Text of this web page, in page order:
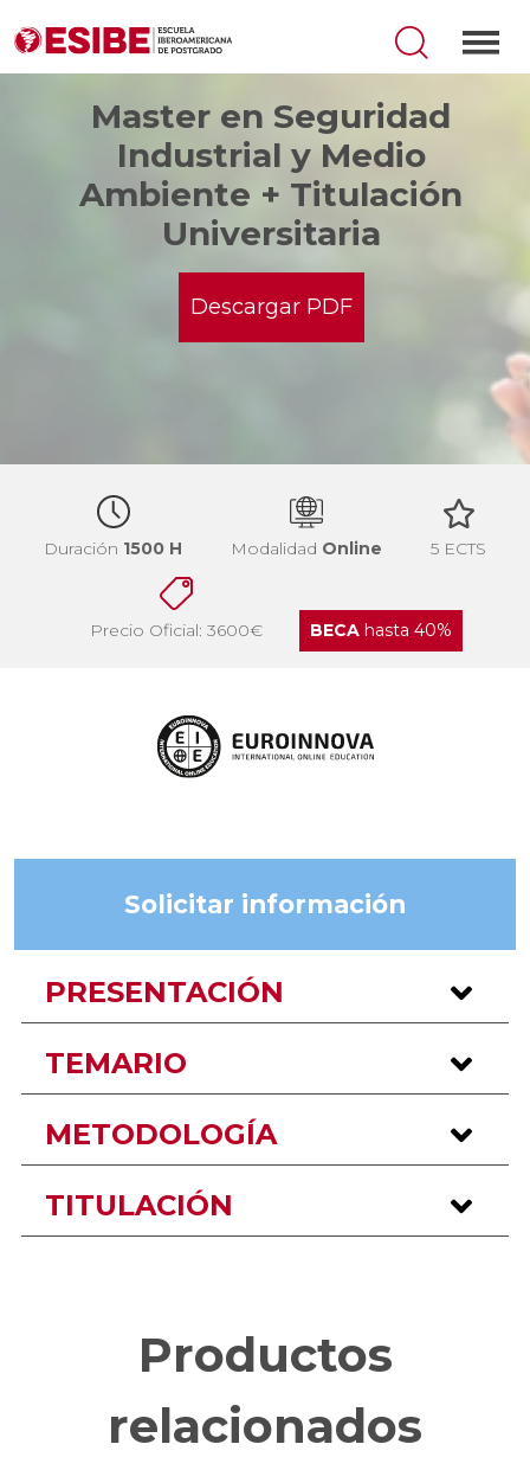
Master en Seguridad
Industrial y Medio
Ambiente + Titulación
Universitaria
Descargar PDF
Duración 1500 H Modalidad Online 5 ECTS
Precio Oficial: 3600€ BECAhasta 40%
Solicitar información
PRESENTACIÓN
TEMARIO
METODOLOGÍA
TITULACIÓN
Productos
relacionados